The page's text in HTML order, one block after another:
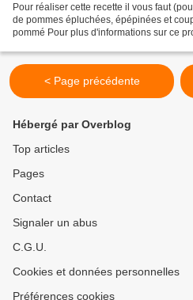
Pour réaliser cette recette il vous faut
de pommes épluchées, épépinées et
pommé Pour plus d'informations sur ce
< Page précédente
Hébergé par Overblog
Top articles
Pages
Contact
Signaler un abus
C.G.U.
Cookies et données personnelles
Préférences cookies